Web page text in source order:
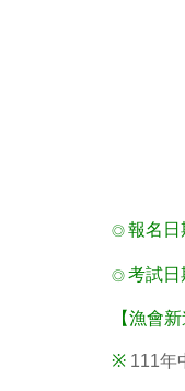
◎ 報名日
◎ 考試日
【漁會
※ 111年